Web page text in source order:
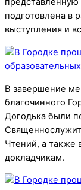
подготовлена в
выступления и
В завершение
благочинного
Догодька были
Чтений, а также
докладчикам.